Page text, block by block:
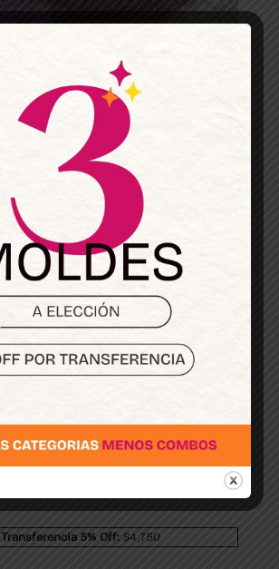
Transferencia 5% Off:$7,505
Transferencia 5% Off: $4,750